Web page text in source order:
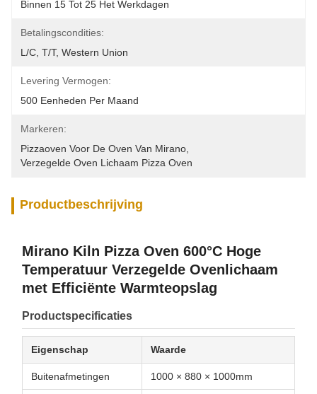
Binnen 15 Tot 25 Het Werkdagen
Betalingscondities:
L/C, T/T, Western Union
Levering Vermogen:
500 Eenheden Per Maand
Markeren:
Pizzaoven Voor De Oven Van Mirano
Verzegelde Oven Lichaam Pizza Oven
Productbeschrijving
Mirano Kiln Pizza Oven 600°C Hoge
Temperatuur Verzegelde Ovenlichaam
met Efficiënte Warmteopslag
Productspecificaties
Eigenschap Waarde
Buitenafmetingen 1000 × 880 × 1000mm